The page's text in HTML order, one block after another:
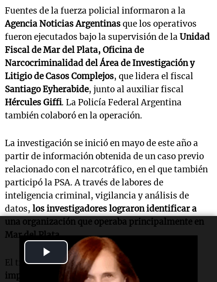
Play
Video
Fuentes de la fuerza policial informaron a la
Agencia Noticias Argentinasque los operativos
fueron ejecutados bajo la supervisión de laUnidad
Fiscal de Mar del Plata, Oficina de
Narcocriminalidad del Área de Investigación y
Litigio de Casos Complejos, que lidera el fiscal
Santiago Eyherabide, junto al auxiliar fiscal
Hércules Giffi. La Policía Federal Argentina
también colaboró en la operación.
La investigación se inició en mayo de este año a
partir de información obtenida de un caso previo
relacionado con el narcotráfico, en el que también
participó la PSA. A través de labores de
inteligencia criminal, vigilancia y análisis de
datos, los investigadores lograron identificar a
una organización que operaba principalmente en
Mar del Plata.
El trabajo investigativo revelóla supuesta
implicación de dos hermanosen actividades de